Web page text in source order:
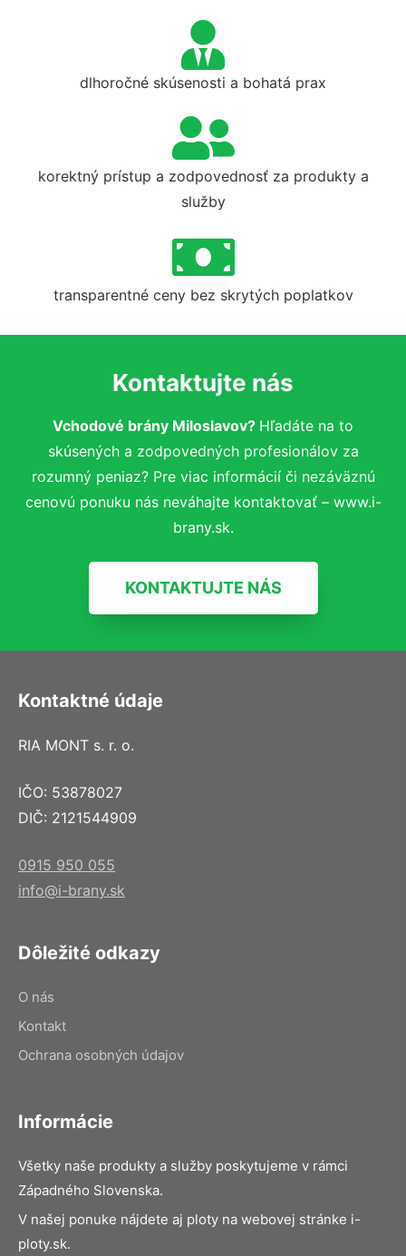
dlhoročné skúsenosti a bohatá prax
korektný prístup a zodpovednosť za produkty a
služby
transparentné ceny bez skrytých poplatkov
Kontaktujte nás
Vchodové brány Miloslavov? Hľadáte na to
skúsených a zodpovedných profesionálov za
rozumný peniaz? Pre viac informácií či nezáväznú
cenovú ponuku nás neváhajte kontaktovať – www.i-
brany.sk.
KONTAKTUJTE NÁS
Kontaktné údaje
RIA MONT s. r. o.
IČO: 53878027
DIČ: 2121544909
0915 950 055
info@i-brany.sk
Dôležité odkazy
O nás
Kontakt
Ochrana osobných údajov
Informácie
Všetky naše produkty a služby poskytujeme v rámci
Západného Slovenska.
V našej ponuke nájdete aj ploty na webovej stránke i-
ploty.sk.